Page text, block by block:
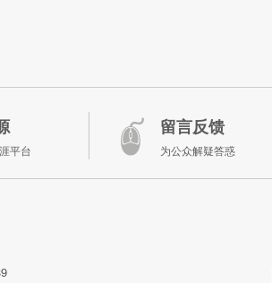
平台
留言反馈
为公众解疑答惑